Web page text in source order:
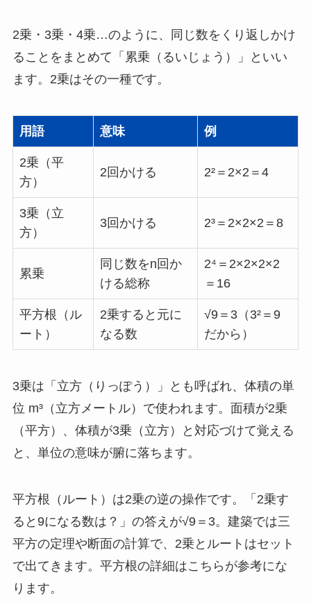
2乗・3乗・4乗…のように、同じ数をくり返しかけ
ることをまとめて「累乗（るいじょう）」といい
ます。2乗はその一種です。
用語 意味 例
2乗（平
方）
2回かける 2²＝2×2＝4
3乗（立
方）
3回かける 2³＝2×2×2＝8
累乗
同じ数をn回か
ける総称
2⁴＝2×2×2×2
＝16
平方根（ル
ート）
2乗すると元に
なる数
√9＝3（3²＝9
だから）
3乗は「立方（りっぽう）」とも呼ばれ、体積の単
位 m³（立方メートル）で使われます。面積が2乗
（平方）、体積が3乗（立方）と対応づけて覚える
と、単位の意味が腑に落ちます。
平方根（ルート）は2乗の逆の操作です。「2乗す
ると9になる数は？」の答えが√9＝3。建築では三
平方の定理や断面の計算で、2乗とルートはセット
で出てきます。平方根の詳細はこちらが参考にな
ります。